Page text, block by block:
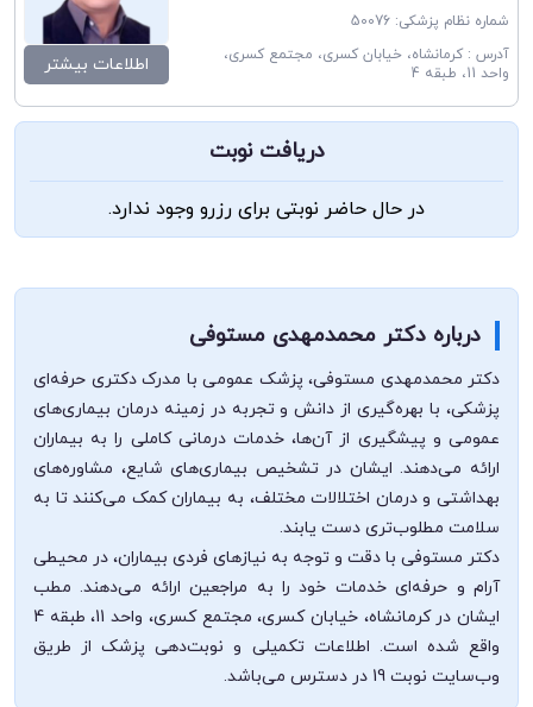
شماره نظام پزشکی: 50076
آدرس : کرمانشاه، خیابان کسری، مجتمع کسری،
واحد 11، طبقه 4
اطلاعات بیشتر
دریافت نوبت
در حال حاضر نوبتی برای رزرو وجود ندارد.
درباره دکتر محمدمهدی مستوفی
دکتر محمدمهدی مستوفی، پزشک عمومی با مدرک دکتری حرفه‌ای
پزشکی، با بهره‌گیری از دانش و تجربه در زمینه درمان بیماری‌های
عمومی و پیشگیری از آن‌ها، خدمات درمانی کاملی را به بیماران
ارائه می‌دهند. ایشان در تشخیص بیماری‌های شایع، مشاوره‌های
بهداشتی و درمان اختلالات مختلف، به بیماران کمک می‌کنند تا به
سلامت مطلوب‌تری دست یابند.
دکتر مستوفی با دقت و توجه به نیازهای فردی بیماران، در محیطی
آرام و حرفه‌ای خدمات خود را به مراجعین ارائه می‌دهند. مطب
ایشان در کرمانشاه، خیابان کسری، مجتمع کسری، واحد 11، طبقه 4
واقع شده است. اطلاعات تکمیلی و نوبت‌دهی پزشک از طریق
وب‌سایت نوبت 19 در دسترس می‌باشد.